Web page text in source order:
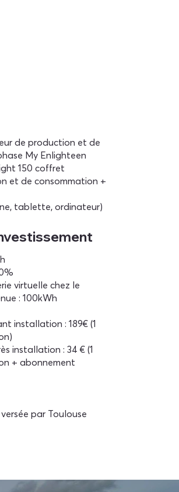
de production et de
My Enlighteen
150 coffret
et de consommation +
tablette, ordinateur)
virtuelle chez le
: 100kWh
installation : 189€ (1
installation : 34 € (1
+ abonnement
par Toulouse